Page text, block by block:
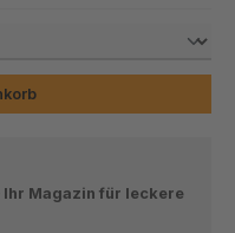
Magazin für leckere